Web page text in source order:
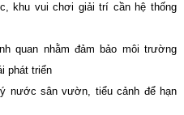
khu vui chơi giải trí cần hệ thống
quan nhằm đảm bảo môi trường
phát triển
nước sân vườn, tiểu cảnh để hạn